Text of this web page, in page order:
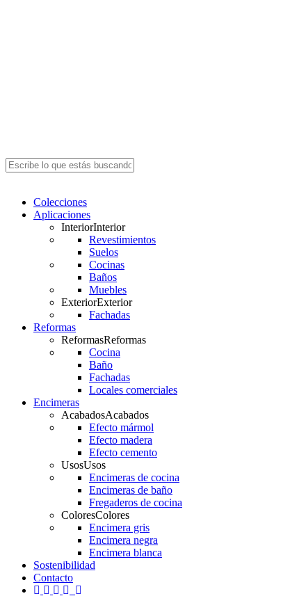
search
Menu
Colecciones
Aplicaciones
InteriorInterior
Revestimientos
Suelos
Cocinas
Baños
Muebles
ExteriorExterior
Fachadas
Reformas
ReformasReformas
Cocina
Baño
Fachadas
Locales comerciales
Encimeras
AcabadosAcabados
Efecto mármol
Efecto madera
Efecto cemento
UsosUsos
Encimeras de cocina
Encimeras de baño
Fregaderos de cocina
ColoresColores
Encimera gris
Encimera negra
Encimera blanca
Sostenibilidad
Contacto
twitter
facebook
pinterest
linkedin
youtube
instagram